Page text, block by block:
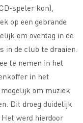
speler kon),
op een gebrande
om overdag in de
in de club te draaien.
te nemen in het
in het
om muziek
Dit droeg duidelijk
werd hierdoor